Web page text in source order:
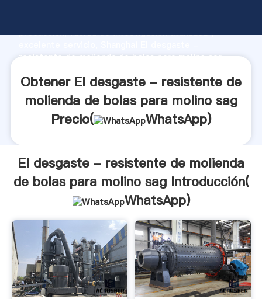
producción, fuerza de investigación avanzada y
resistente de molienda de bolas para molino sag
clientes.
Obtener El desgaste - resistente de
molienda de bolas para molino sag
Precio(
WhatsApp)
El desgaste - resistente de molienda
de bolas para molino sag Introducción(
WhatsApp)